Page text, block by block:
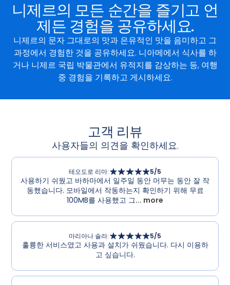
니제르의 모든 순간을 즐기고 언
제든 경험을 공유하세요.
니제르의 문자 그대로의 맛과 은유적인 맛을 음미하고 그
과정에서 경험한 것을 공유하세요. 니아메에서 식사를 하
거나 니제르 국립 박물관에서 유적지를 감상하는 등, 여행
중 경험을 기록하고 게시하세요.
고객 리뷰
사용자들의 의견을 확인하세요.
테오도로 리마: 5/5
사용하기 쉬웠고 바하마에서 일주일 동안 머무는 동안 잘 작
동했습니다. 모바일에서 작동하는지 확인하기 위해 무료
100MB를 사용했고 그... more
마리아나 솔라: 5/5
훌륭한 서비스였고 사용과 설치가 쉬웠습니다. 다시 이용하
고 싶습니다.